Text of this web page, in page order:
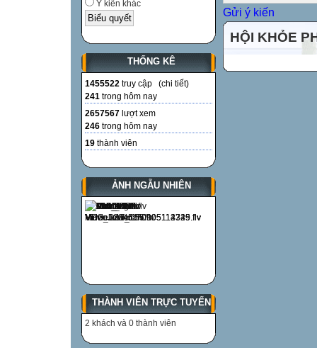
Ý kiến khác
THỐNG KÊ
1455522 truy cập (chi tiết)
241 trong hôm nay
2657567 lượt xem
246 trong hôm nay
19 thành viên
ẢNH NGẪU NHIÊN
THÀNH VIÊN TRỰC TUYẾN
2 khách và 0 thành viên
Gửi ý kiến
HỘI KHỎE